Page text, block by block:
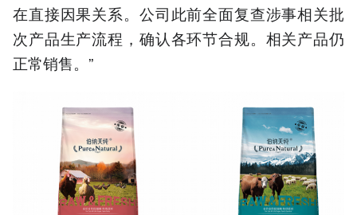
在直接因果关系。公司此前全面复查涉事相关批
次产品生产流程，确认各环节合规。相关产品仍
正常销售。”